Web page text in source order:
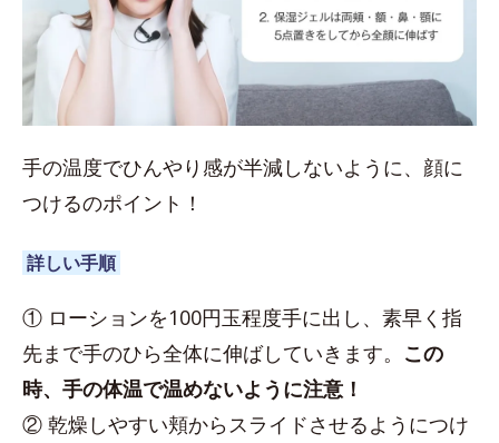
手の温度でひんやり感が半減しないように、顔に
つけるのポイント！
詳しい手順
① ローションを100円玉程度手に出し、素早く指
先まで手のひら全体に伸ばしていきます。 この
時、手の体温で温めないように注意！
② 乾燥しやすい頬からスライドさせるようにつけ